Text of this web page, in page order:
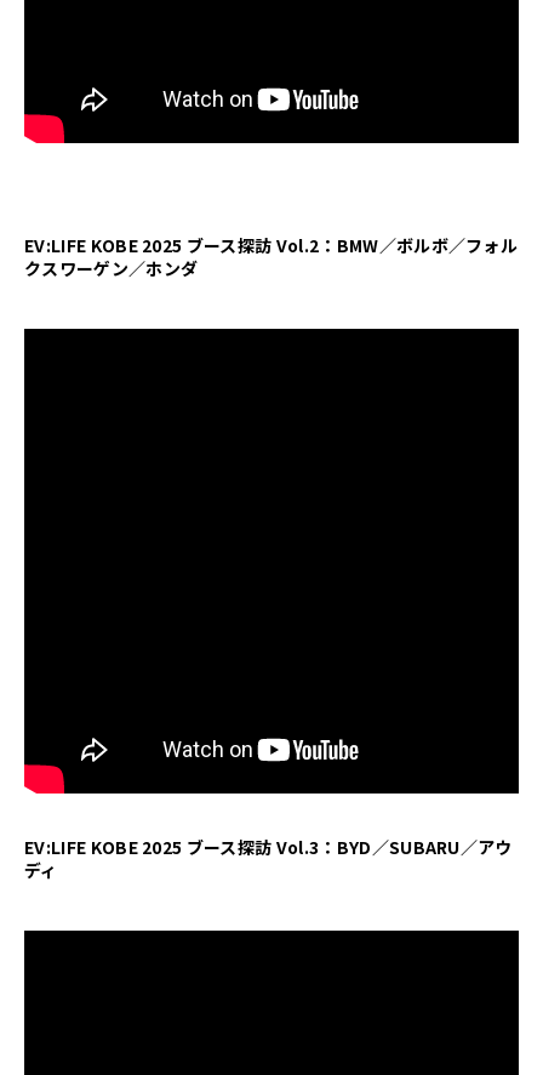
EV:LIFE KOBE 2025 ブース探訪 Vol.2：BMW／ボルボ／フォル
クスワーゲン／ホンダ
EV:LIFE KOBE 2025 ブース探訪 Vol.3：BYD／SUBARU／アウ
ディ